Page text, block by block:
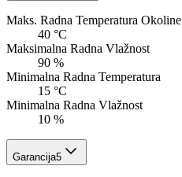
Maks. Radna Temperatura Okoline
40 °C
Maksimalna Radna Vlažnost
90 %
Minimalna Radna Temperatura
15 °C
Minimalna Radna Vlažnost
10 %
Garancija5